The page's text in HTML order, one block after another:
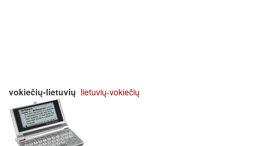
vokiečių-lietuvių lietuvių-vokiečių